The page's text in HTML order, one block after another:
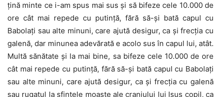
țină minte ce i-am spus mai sus și să bifeze cele 10.000 de
ore cât mai repede cu putință, fără să-și bată capul cu
Babolați sau alte minuni, care ajută desigur, ca și frecția cu
galenă, dar minunea adevărată e acolo sus în capul lui, atât.
Multă sănătate și la mai bine, sa bifeze cele 10.000 de ore
cât mai repede cu putință, fără să-și bată capul cu Babolați
sau alte minuni, care ajută desigur, ca și frecția cu galenă
sau rugatul la sfintele moaște ale craniului lui Isus copil, ca